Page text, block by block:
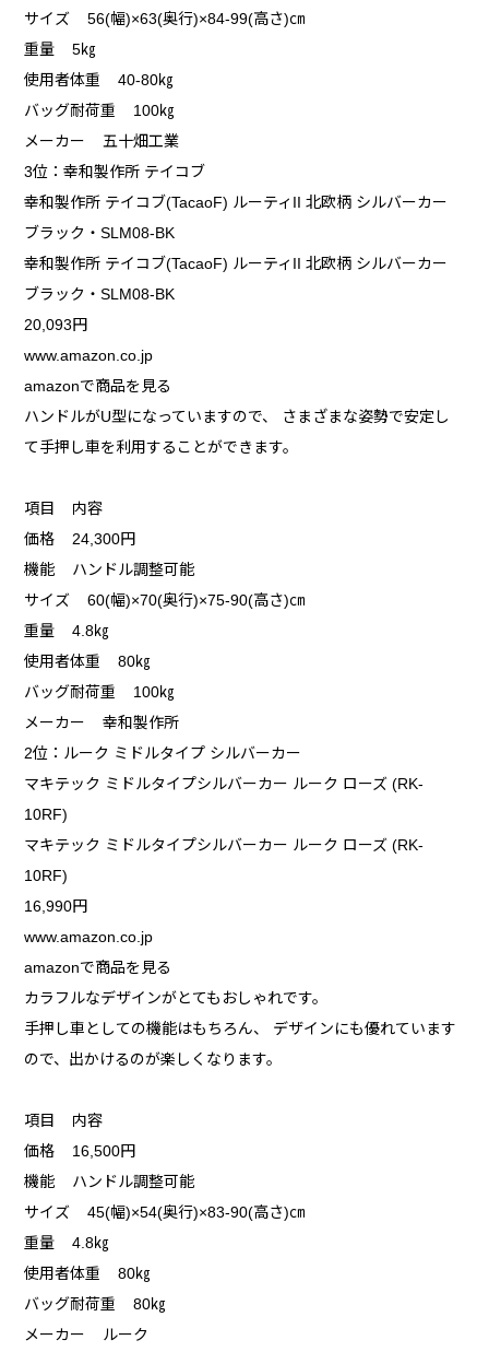
サイズ 56(幅)×63(奥行)×84-99(高さ)㎝
重量 5㎏
使用者体重 40-80㎏
バッグ耐荷重 100㎏
メーカー 五十畑工業
3位：幸和製作所 テイコブ
幸和製作所 テイコブ(TacaoF) ルーティII 北欧柄 シルバーカー
ブラック・SLM08-BK
幸和製作所 テイコブ(TacaoF) ルーティII 北欧柄 シルバーカー
ブラック・SLM08-BK
20,093円
www.amazon.co.jp
amazonで商品を見る
ハンドルがU型になっていますので、 さまざまな姿勢で安定し
て手押し車を利用することができます。
項目 内容
価格 24,300円
機能 ハンドル調整可能
サイズ 60(幅)×70(奥行)×75-90(高さ)㎝
重量 4.8㎏
使用者体重 80㎏
バッグ耐荷重 100㎏
メーカー 幸和製作所
2位：ルーク ミドルタイプ シルバーカー
マキテック ミドルタイプシルバーカー ルーク ローズ (RK-
10RF)
マキテック ミドルタイプシルバーカー ルーク ローズ (RK-
10RF)
16,990円
www.amazon.co.jp
amazonで商品を見る
カラフルなデザインがとてもおしゃれです。
手押し車としての機能はもちろん、 デザインにも優れています
ので、出かけるのが楽しくなります。
項目 内容
価格 16,500円
機能 ハンドル調整可能
サイズ 45(幅)×54(奥行)×83-90(高さ)㎝
重量 4.8㎏
使用者体重 80㎏
バッグ耐荷重 80㎏
メーカー ルーク